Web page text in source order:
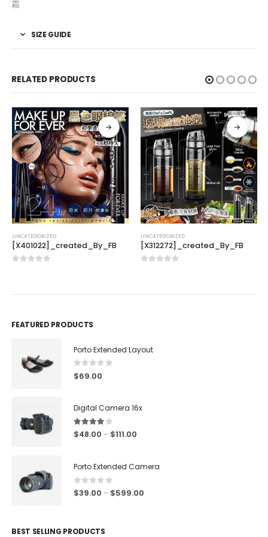
霜
SIZE GUIDE
RELATED PRODUCTS
UNCATEGORIZED
[X401022]_created_By_FB
UNCATEGORIZED
[X312272]_created_By_FB
FEATURED PRODUCTS
Porto Extended Layout
0 out of 5
$69.00
Digital Camera 16x
4.00out of 5
$48.00 – $111.00
Porto Extended Camera
0out of 5
$39.00 – $599.00
BEST SELLING PRODUCTS